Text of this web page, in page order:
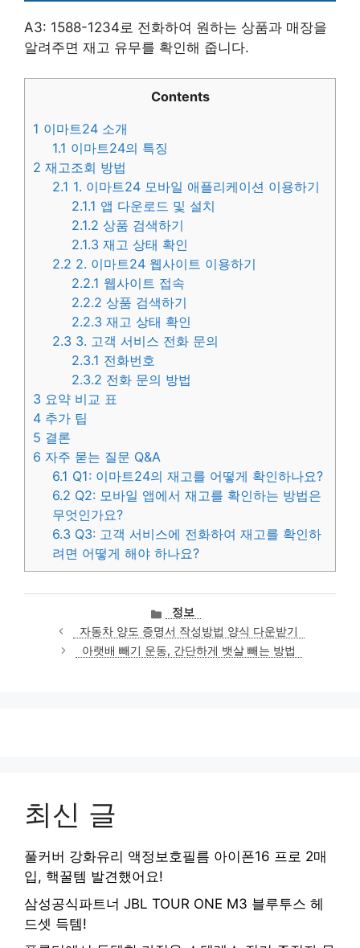
A3: 1588-1234로 전화하여 원하는 상품과 매장을
알려주면 재고 유무를 확인해 줍니다.
Contents
1 이마트24 소개
1.1 이마트24의 특징
2 재고조회 방법
2.1 1. 이마트24 모바일 애플리케이션 이용하기
2.1.1 앱 다운로드 및 설치
2.1.2 상품 검색하기
2.1.3 재고 상태 확인
2.2 2. 이마트24 웹사이트 이용하기
2.2.1 웹사이트 접속
2.2.2 상품 검색하기
2.2.3 재고 상태 확인
2.3 3. 고객 서비스 전화 문의
2.3.1 전화번호
2.3.2 전화 문의 방법
3 요약 비교 표
4 추가 팁
5 결론
6 자주 묻는 질문 Q&A
6.1 Q1: 이마트24의 재고를 어떻게 확인하나요?
6.2 Q2: 모바일 앱에서 재고를 확인하는 방법은
무엇인가요?
6.3 Q3: 고객 서비스에 전화하여 재고를 확인하
려면 어떻게 해야 하나요?
카
테
고
리
정보
자동차 양도 증명서 작성방법 양식 다운받기
아랫배 빼기 운동, 간단하게 뱃살 빼는 방법
최신 글
풀커버 강화유리 액정보호필름 아이폰16 프로 2매
입, 핵꿀템 발견했어요!
삼성공식파트너 JBL TOUR ONE M3 블루투스 헤
드셋 득템!